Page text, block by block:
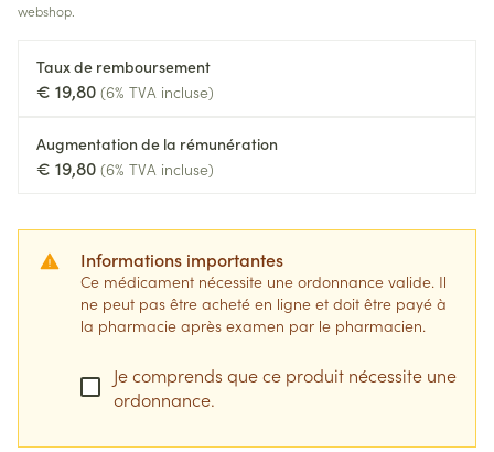
webshop.
Taux de remboursement
€ 19,80 (6% TVA incluse)
Augmentation de la rémunération
€ 19,80 (6% TVA incluse)
Informations importantes
Ce médicament nécessite une ordonnance valide. Il
ne peut pas être acheté en ligne et doit être payé à
la pharmacie après examen par le pharmacien.
Je comprends que ce produit nécessite une
ordonnance.